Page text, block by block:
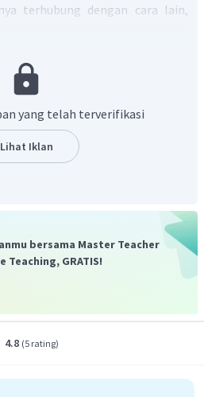
terhubung dengan cara lain,
memiliki rumus molekul
yang telah terverifikasi
Lihat Iklan
bersama Master Teacher
Teaching, GRATIS!
4.8 (5 rating)